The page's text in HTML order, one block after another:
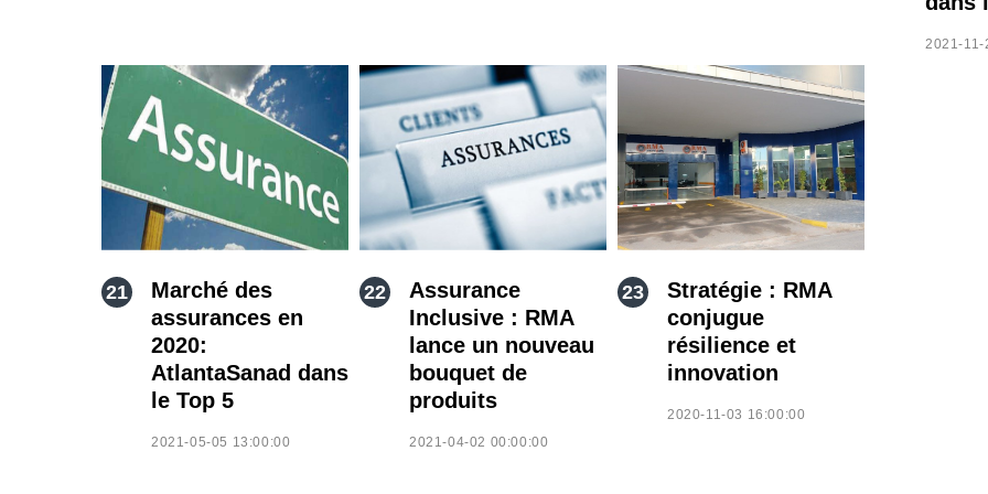
2021-
Marché des
assurances en
2020:
AtlantaSanad dans
le Top 5
2021-05-05 13:00:00
Assurance
Inclusive : RMA
lance un nouveau
bouquet de
produits
2021-04-02 00:00:00
Stratégie : RMA
conjugue
résilience et
innovation
2020-11-03 16:00:00